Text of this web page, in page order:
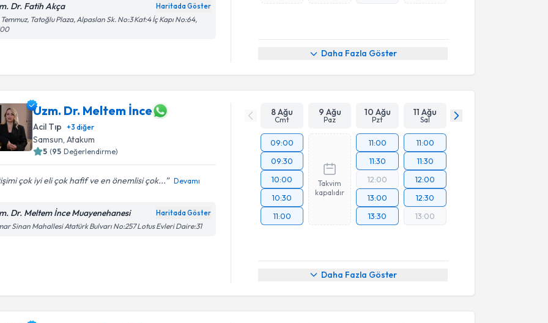
Dr. Fatih Akça Haritada Göster
Tatoğlu Plaza, Alpaslan Sk. No:3 Kat:4 İç Kapı No:64,
Daha Fazla Göster
Uzm. Dr. Meltem İnce
Acil Tıp +3 diğer
Samsun ,Atakum
5 (95 Değerlendirme)
çok iyi eli çok hafif ve en önemlisi çok... Devamı
Dr. Meltem İnce Muayenehanesi Haritada Göster
Sinan Mahallesi Atatürk Bulvarı No:257 Lotus Evleri Daire:31
8 Ağu
Cmt
9 Ağu
Paz
10 Ağu
Pzt
11 Ağu
Sal
09:00
09:30
10:00
10:30
11:00
Takvim
kapalıdır
11:00
11:30
12:00
13:00
13:30
11:00
11:30
12:00
12:30
13:00
Daha Fazla Göster